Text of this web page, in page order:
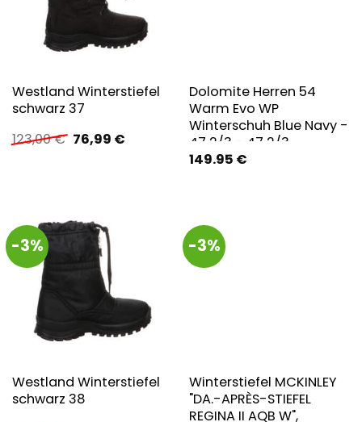
Westland Winterstiefel
schwarz 37
123,00€ Ursprünglicher
Preis
76,99 €Aktueller
Dolomite Herren 54
Warm Evo WP
Winterschuh Blue Navy -
47 2/3 - 47 2/3
149.95 €
-3%
Westland Winterstiefel
schwarz 38
-3%
Winterstiefel MCKINLEY
"DA.-APRÈS-STIEFEL
REGINA II AQB W",